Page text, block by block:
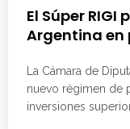
El Súper
Argentina en
La Cámara de
nuevo régimen de
inversiones